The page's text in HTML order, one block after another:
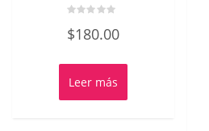
con
0
5
$180.00
Leer más